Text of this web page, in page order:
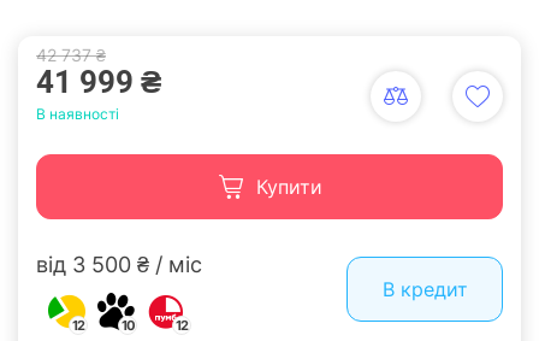
42 737 ₴
41 999 ₴
В наявності
Купити
від 3 500 ₴ / міс
12 10 12
В кредит